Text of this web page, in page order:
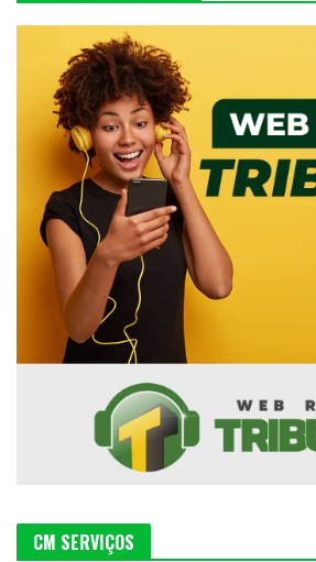
CM SERVIÇOS